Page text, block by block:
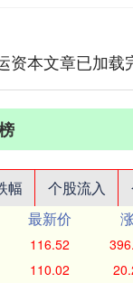
资本文章已加载
幅 个股流入
最新价
116.52
110.02